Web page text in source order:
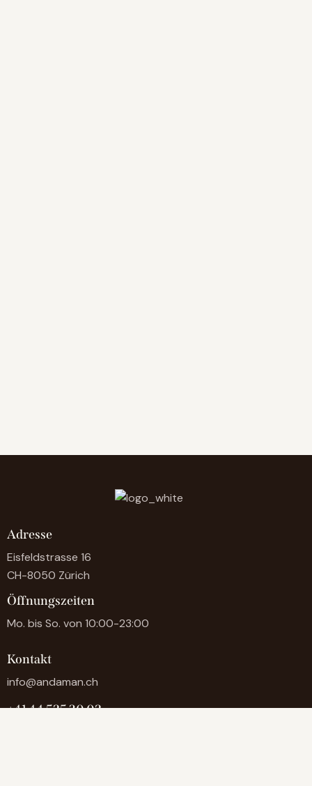
Adresse
Eisfeldstrasse 16
CH-8050 Zürich
Öffnungszeiten
Mo. bis So. von 10:00-23:00
Kontakt
info@andaman.ch
+41 44 525 30 02